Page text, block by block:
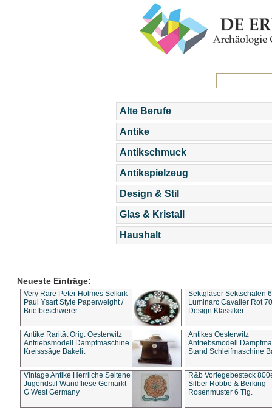
Alte Berufe
Antike
Antikschmuck
Antikspielzeug
Design & Stil
Glas & Kristall
Haushalt
Neueste Einträge:
Very Rare Peter Holmes Selkirk
Paul Ysart Style Paperweight /
Briefbeschwerer
Sektgläser Sektschalen
Luminarc Cavalier Rot
Design Klassiker
Antike Rarität Orig. Oesterwitz
Antriebsmodell Dampfmaschine
Kreisssäge Bakelit
Antikes Oesterwitz
Antriebsmodell
Stand Schleifmaschine
Vintage Antike Herrliche Seltene
Jugendstil Wandfliese Gemarkt
G West Germany
R&b Vorlegebesteck
Silber Robbe & Berking
Rosenmuster 6 Tlg.